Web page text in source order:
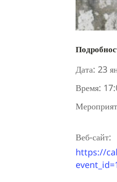
Дата: 23
Время:
Веб-сайт:
https://